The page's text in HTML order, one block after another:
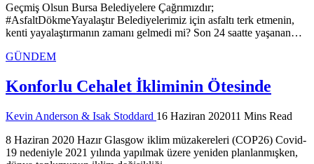
Geçmiş Olsun Bursa Belediyelere Çağrımızdır;
#AsfaltDökmeYayalaştır Belediyelerimiz için asfaltı terk etmenin,
kenti yayalaştırmanın zamanı gelmedi mi? Son 24 saatte yaşanan…
GÜNDEM
Konforlu Cehalet İkliminin Ötesinde
Kevin Anderson & Isak Stoddard 16 Haziran 202011 Mins Read
8 Haziran 2020 Hazır Glasgow iklim müzakereleri (COP26) Covid-
19 nedeniyle 2021 yılında yapılmak üzere yeniden planlanmışken,